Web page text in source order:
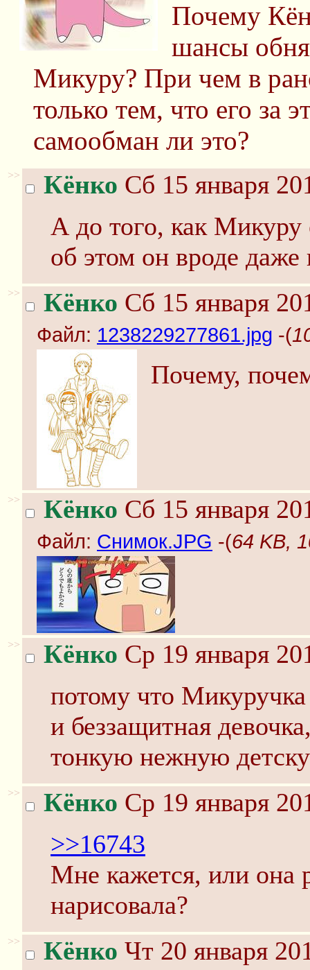
Почему
шансы
Микуру? При чем в
только тем, что его за
самообман ли это?
>> Кёнко Сб 15 января
А до того, как Микуру
об этом он вроде даже
>> Кёнко Сб 15 января
Файл: 1238229277861.jpg -(
Почему,
>> Кёнко Сб 15 января
Файл: Снимок.JPG -(64 KB,
>> Кёнко Ср 19 января
потому что Микуручка
и беззащитная
тонкую нежную
>> Кёнко Ср 19 января
>>16743
Мне кажется, или она
нарисовала?
>> Кёнко Чт 20 января